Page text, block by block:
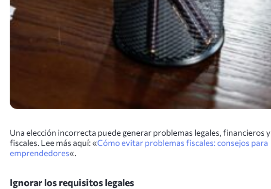
Una elección incorrecta puede generar problemas legales, financieros y
fiscales. Lee más aquí: «Cómo evitar problemas fiscales: consejos para
emprendedores«.
Ignorar los requisitos legales